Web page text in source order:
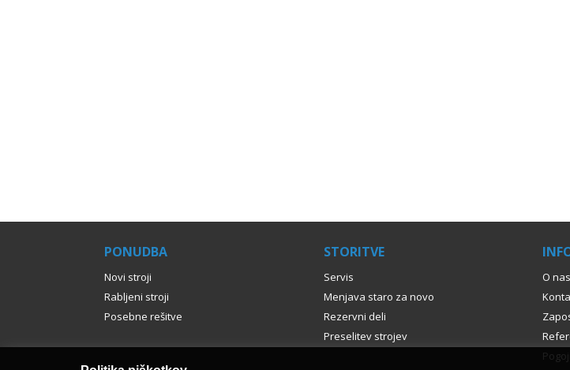
PONUDBA
Novi stroji
Rabljeni stroji
Posebne rešitve
STORITVE
Servis
Menjava staro za novo
Rezervni deli
Preselitev strojev
O nas